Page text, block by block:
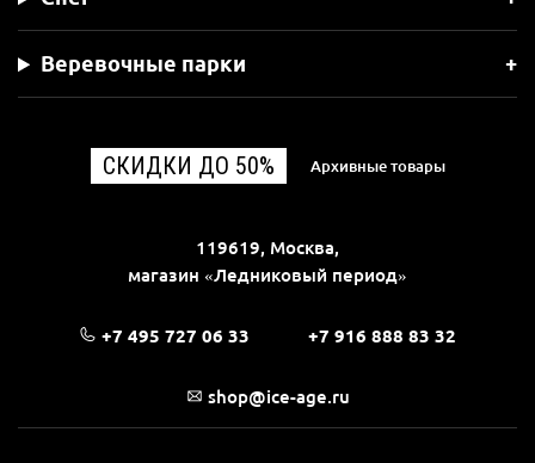
Веревочные парки
СКИДКИ ДО 50% Архивные товары
119619, Москва,
магазин «Ледниковый период»
+7 495 727 06 33 +7 916 888 83 32
shop@ice-age.ru